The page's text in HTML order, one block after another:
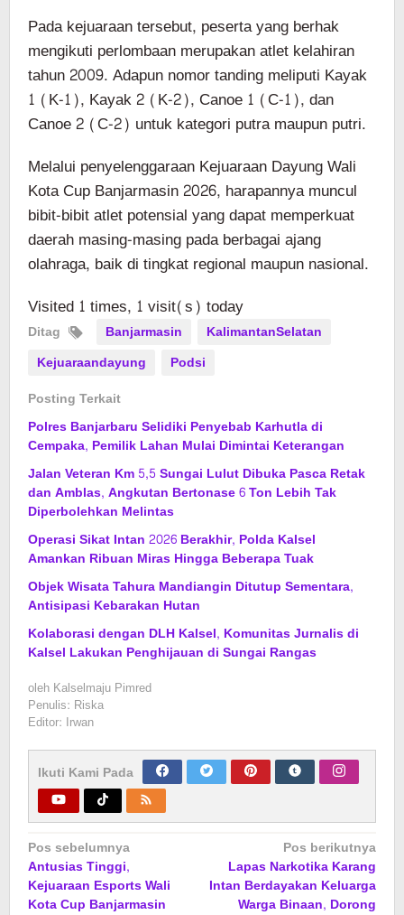
Pada kejuaraan tersebut, peserta yang berhak
mengikuti perlombaan merupakan atlet kelahiran
tahun 2009. Adapun nomor tanding meliputi Kayak
1 (K-1), Kayak 2 (K-2), Canoe 1 (C-1), dan
Canoe 2 (C-2) untuk kategori putra maupun putri.
Melalui penyelenggaraan Kejuaraan Dayung Wali
Kota Cup Banjarmasin 2026, harapannya muncul
bibit-bibit atlet potensial yang dapat memperkuat
daerah masing-masing pada berbagai ajang
olahraga, baik di tingkat regional maupun nasional.
Visited 1 times, 1 visit(s) today
Ditag Banjarmasin
KalimantanSelatan
Kejuaraandayung
Podsi
Posting Terkait
Polres Banjarbaru Selidiki Penyebab Karhutla di
Cempaka, Pemilik Lahan Mulai Dimintai Keterangan
Jalan Veteran Km 5,5 Sungai Lulut Dibuka Pasca Retak
dan Amblas, Angkutan Bertonase 6 Ton Lebih Tak
Diperbolehkan Melintas
Operasi Sikat Intan 2026 Berakhir, Polda Kalsel
Amankan Ribuan Miras Hingga Beberapa Tuak
Objek Wisata Tahura Mandiangin Ditutup Sementara,
Antisipasi Kebarakan Hutan
Kolaborasi dengan DLH Kalsel, Komunitas Jurnalis di
Kalsel Lakukan Penghijauan di Sungai Rangas
oleh Kalselmaju Pimred
Penulis: Riska
Editor: Irwan
Ikuti Kami Pada
Navigasi
pos
Pos sebelumnya
Antusias Tinggi,
Kejuaraan Esports Wali
Kota Cup Banjarmasin
Pos berikutnya
Lapas Narkotika Karang
Intan Berdayakan Keluarga
Warga Binaan, Dorong